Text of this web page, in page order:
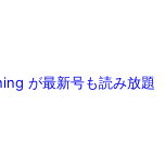
が最新号も読み放題